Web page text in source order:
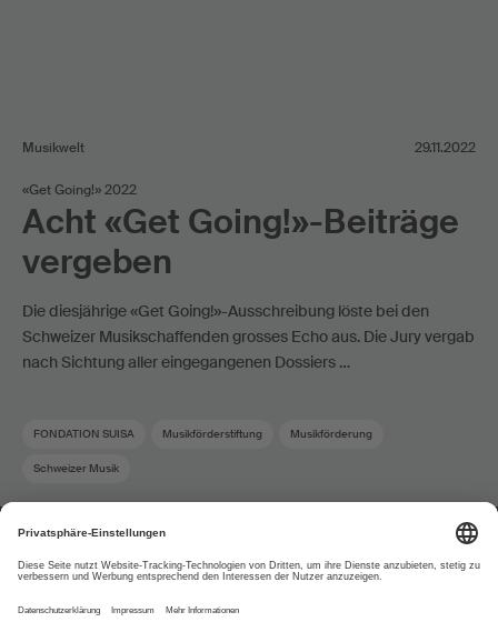
Musikwelt 29.11.2022
«Get Going!» 2022
Acht «Get Going!»-Beiträge
vergeben
Die diesjährige «Get Going!»-Ausschreibung löste bei den
Schweizer Musikschaffenden grosses Echo aus. Die Jury vergab
nach Sichtung aller eingegangenen Dossiers …
FONDATION SUISA Musikförderstiftung Musikförderung
Schweizer Musik
www.suisa.ch
Über uns